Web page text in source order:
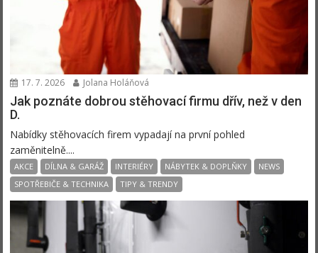
17. 7. 2026 Jolana Holáňová
Jak poznáte dobrou stěhovací firmu dřív, než v den
D.
Nabídky stěhovacích firem vypadají na první pohled
zaměnitelně....
AKCE DÍLNA & GARÁŽ INTERIÉRY NÁBYTEK & DOPLŇKY
NEWS
SPOTŘEBIČE & TECHNIKA
TIPY & TRENDY